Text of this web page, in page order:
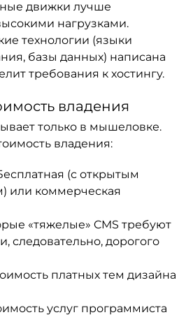
движки лучше
нагрузками.
технологии (языки
базы данных) написана
требования к хостингу.
владения
только в мышеловке.
владения:
(с открытым
или коммерческая
«тяжелые» CMS требуют
следовательно, дорогого
платных тем дизайна
услуг программиста